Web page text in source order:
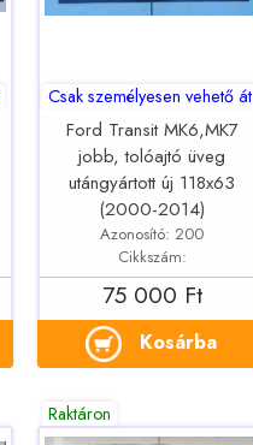
Csak személyesen vehető át
Ford Transit MK6,MK7
jobb, tolóajtó üveg
utángyártott új 118x63
(2000-2014)
Azonosító: 200
Cikkszám:
75 000 Ft
Kosárba
Raktáron